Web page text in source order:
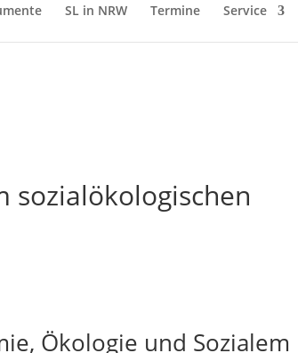
SL in NRW Termine Service
sozialökologischen
Ökologie und Sozialem